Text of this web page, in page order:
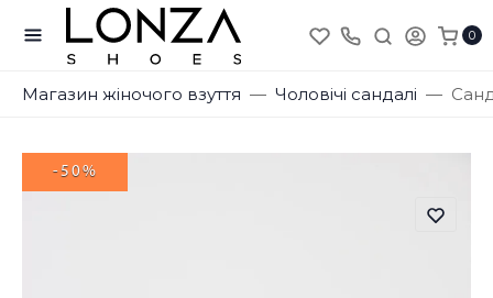
0
Магазин жіночого взуття Чоловічі сандалі
-50%